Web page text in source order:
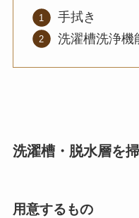
手拭き
洗濯槽洗浄機
洗濯槽・脱水層を
用意するもの